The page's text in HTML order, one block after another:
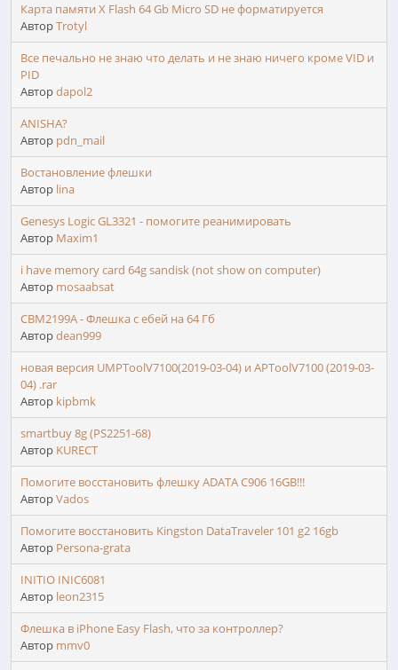
Карта памяти X Flash 64 Gb Micro SD не форматируется
АвторTrotyl
Все печально не знаю что делать и не знаю ничего кроме VID и
PID
Авторdapol2
ANISHA?
Автор pdn_mail
Востановление флешки
Автор lina
Genesys Logic GL3321 - помогите реанимировать
Автор Maxim1
i have memory card 64g sandisk (not show on computer)
Автор mosaabsat
CBM2199A - Флешка с ебей на 64 Гб
Авторdean999
новая версия UMPToolV7100(2019-03-04) и APToolV7100 (2019-03-
04) .rar
Автор kipbmk
smartbuy 8g (PS2251-68)
Автор KURECT
Помогите восстановить флешку ADATA C906 16GB!!!
АвторVados
Помогите восстановить Kingston DataTraveler 101 g2 16gb
Автор Persona-grata
INITIO INIC6081
Автор leon2315
Флешка в iPhone Easy Flash, что за контроллер?
Автор mmv0